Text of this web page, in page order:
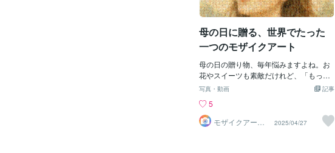
母の日に贈る、世界でたった
一つのモザイクアート
母の日の贈り物、毎年悩みますよね。お
花やスイーツも素敵だけれど、「もっと
特別な気持ちを伝えたい」そんな方にお
る“モザイクアート”です。今回ご紹介す
るのは、たくさんの写真を一枚のアート
に仕上げたモザイク作品。遠くから見る
記事
写真・動画
5
モザイクアート
専門店
2025/04/27